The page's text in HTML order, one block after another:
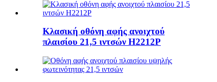
Κλασική οθόνη αφής ανοιχτού
πλαισίου 21,5 ιντσών H2212P